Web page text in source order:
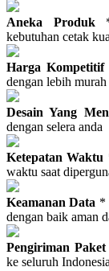
Aneka Produk
kebutuhan cetak
Harga Kompetitif
dengan lebih
Desain Yang
dengan selera anda
Ketepatan Waktu
waktu saat
Keamanan Data *
dengan baik aman
Pengiriman Paket
ke seluruh Indonesia